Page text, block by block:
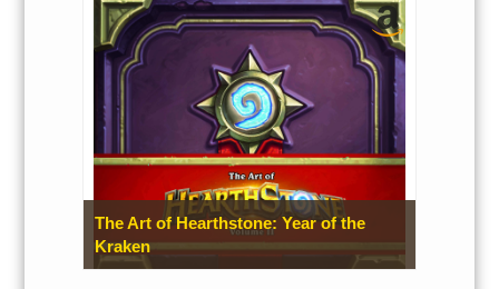
The Art of Hearthstone: Year of the
Kraken